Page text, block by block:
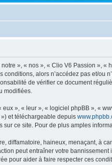
», « nos », « Clio V6 Passion »,
conditions, alors n’accédez pas et/
de vérifier ce document
modifiées.
», « leur », « logiciel phpBB », «
et téléchargeable depuis
ce site. Pour de plus amples
diffamatoire, haineux, menaçant, à
peut entraîner votre
pour aider à faire respecter ces